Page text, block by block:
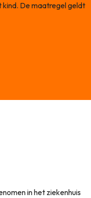
kind. De maatregel geldt
in het ziekenhuis